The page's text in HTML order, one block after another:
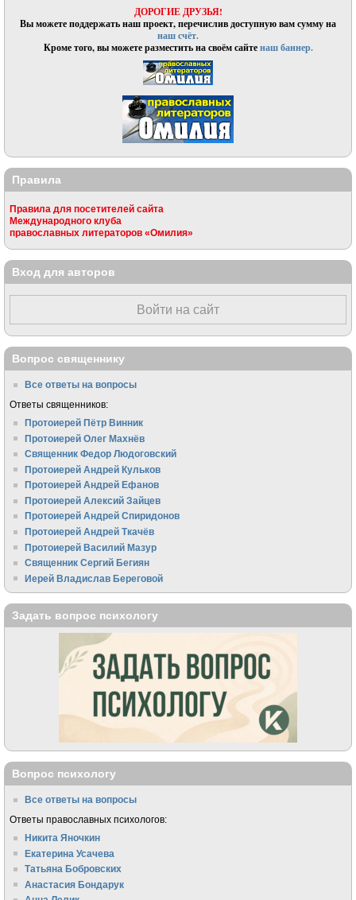
ДОРОГИЕ ДРУЗЬЯ!
Вы можете поддержать наш проект, перечислив доступную вам сумму на
наш счёт.
Кроме того, вы можете разместить на своём сайтенаш баннер.
Правила
Правила для посетителей сайта
Международного клуба
православных литераторов «Омилия»
Вход для авторов
Войти на сайт
Вопрос священнику
Все ответы на вопросы
Ответы священников:
Протоиерей Пётр Винник
Протоиерей Олег Махнёв
Священник Федор Людоговский
Протоиерей Андрей Кульков
Протоиерей Андрей Ефанов
Протоиерей Алексий Зайцев
Протоиерей Андрей Спиридонов
Протоиерей Андрей Ткачёв
Протоиерей Василий Мазур
Священник Сергий Бегиян
Иерей Владислав Береговой
Задать вопрос психологу
Вопрос психологу
Все ответы на вопросы
Ответы православных психологов:
Никита Яночкин
Екатерина Усачева
Татьяна Бобровских
Анастасия Бондарук